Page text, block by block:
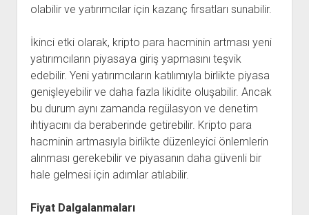
olabilir ve yatırımcılar için kazanç fırsatları sunabilir.
İkinci etki olarak, kripto para hacminin artması yeni
yatırımcıların piyasaya giriş yapmasını teşvik
edebilir. Yeni yatırımcıların katılımıyla birlikte piyasa
genişleyebilir ve daha fazla likidite oluşabilir. Ancak
bu durum aynı zamanda regülasyon ve denetim
ihtiyacını da beraberinde getirebilir. Kripto para
hacminin artmasıyla birlikte düzenleyici önlemlerin
alınması gerekebilir ve piyasanın daha güvenli bir
hale gelmesi için adımlar atılabilir.
Fiyat Dalgalanmaları